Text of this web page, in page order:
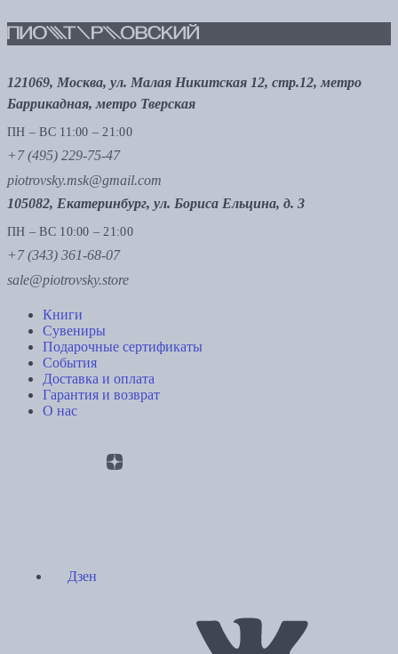
121069, Москва, ул. Малая Никитская 12, стр.12, метро
Баррикадная, метро Тверская
ПН – ВС 11:00 – 21:00
+7 (495) 229-75-47
piotrovsky.msk@gmail.com
105082, Екатеринбург, ул. Бориса Ельцина, д. 3
ПН – ВС 10:00 – 21:00
+7 (343) 361-68-07
sale@piotrovsky.store
Книги
Сувениры
Подарочные сертификаты
События
Доставка и оплата
Гарантия и возврат
О нас
Дзен